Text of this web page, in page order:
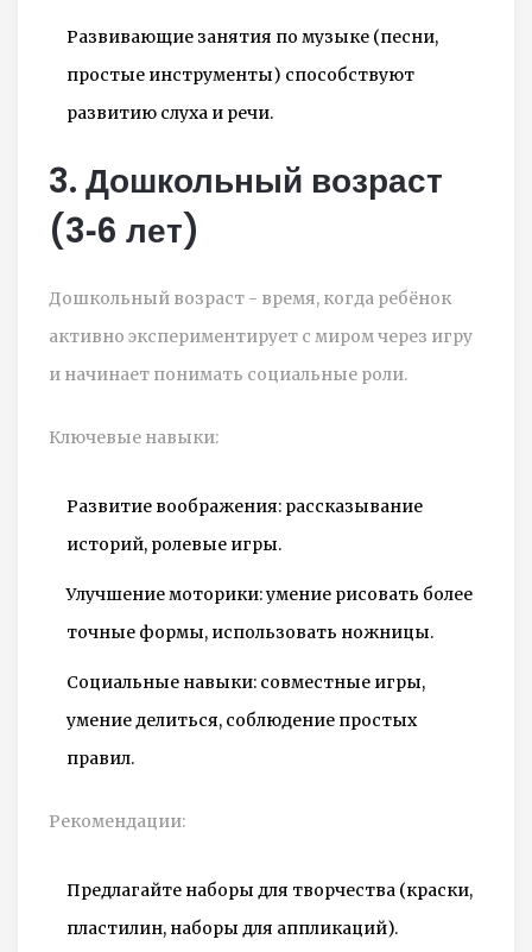
Развивающие занятия по музыке (песни,
простые инструменты) способствуют
развитию слуха и речи.
3. Дошкольный возраст
(3‑6 лет)
Дошкольный возраст - время, когда ребёнок
активно экспериментирует с миром через игру
и начинает понимать социальные роли.
Ключевые навыки:
Развитие воображения: рассказывание
историй, ролевые игры.
Улучшение моторики: умение рисовать более
точные формы, использовать ножницы.
Социальные навыки: совместные игры,
умение делиться, соблюдение простых
правил.
Рекомендации:
Предлагайте наборы для творчества (краски,
пластилин, наборы для аппликаций).